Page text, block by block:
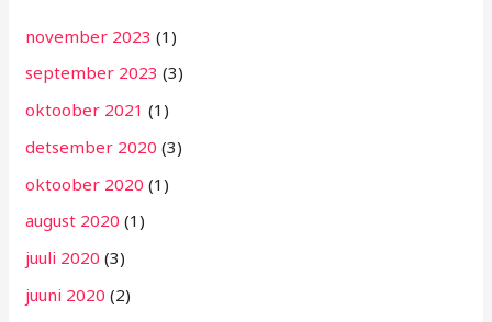
november 2023 (1)
september 2023 (3)
oktoober 2021 (1)
detsember 2020 (3)
oktoober 2020 (1)
august 2020 (1)
juuli 2020 (3)
juuni 2020 (2)